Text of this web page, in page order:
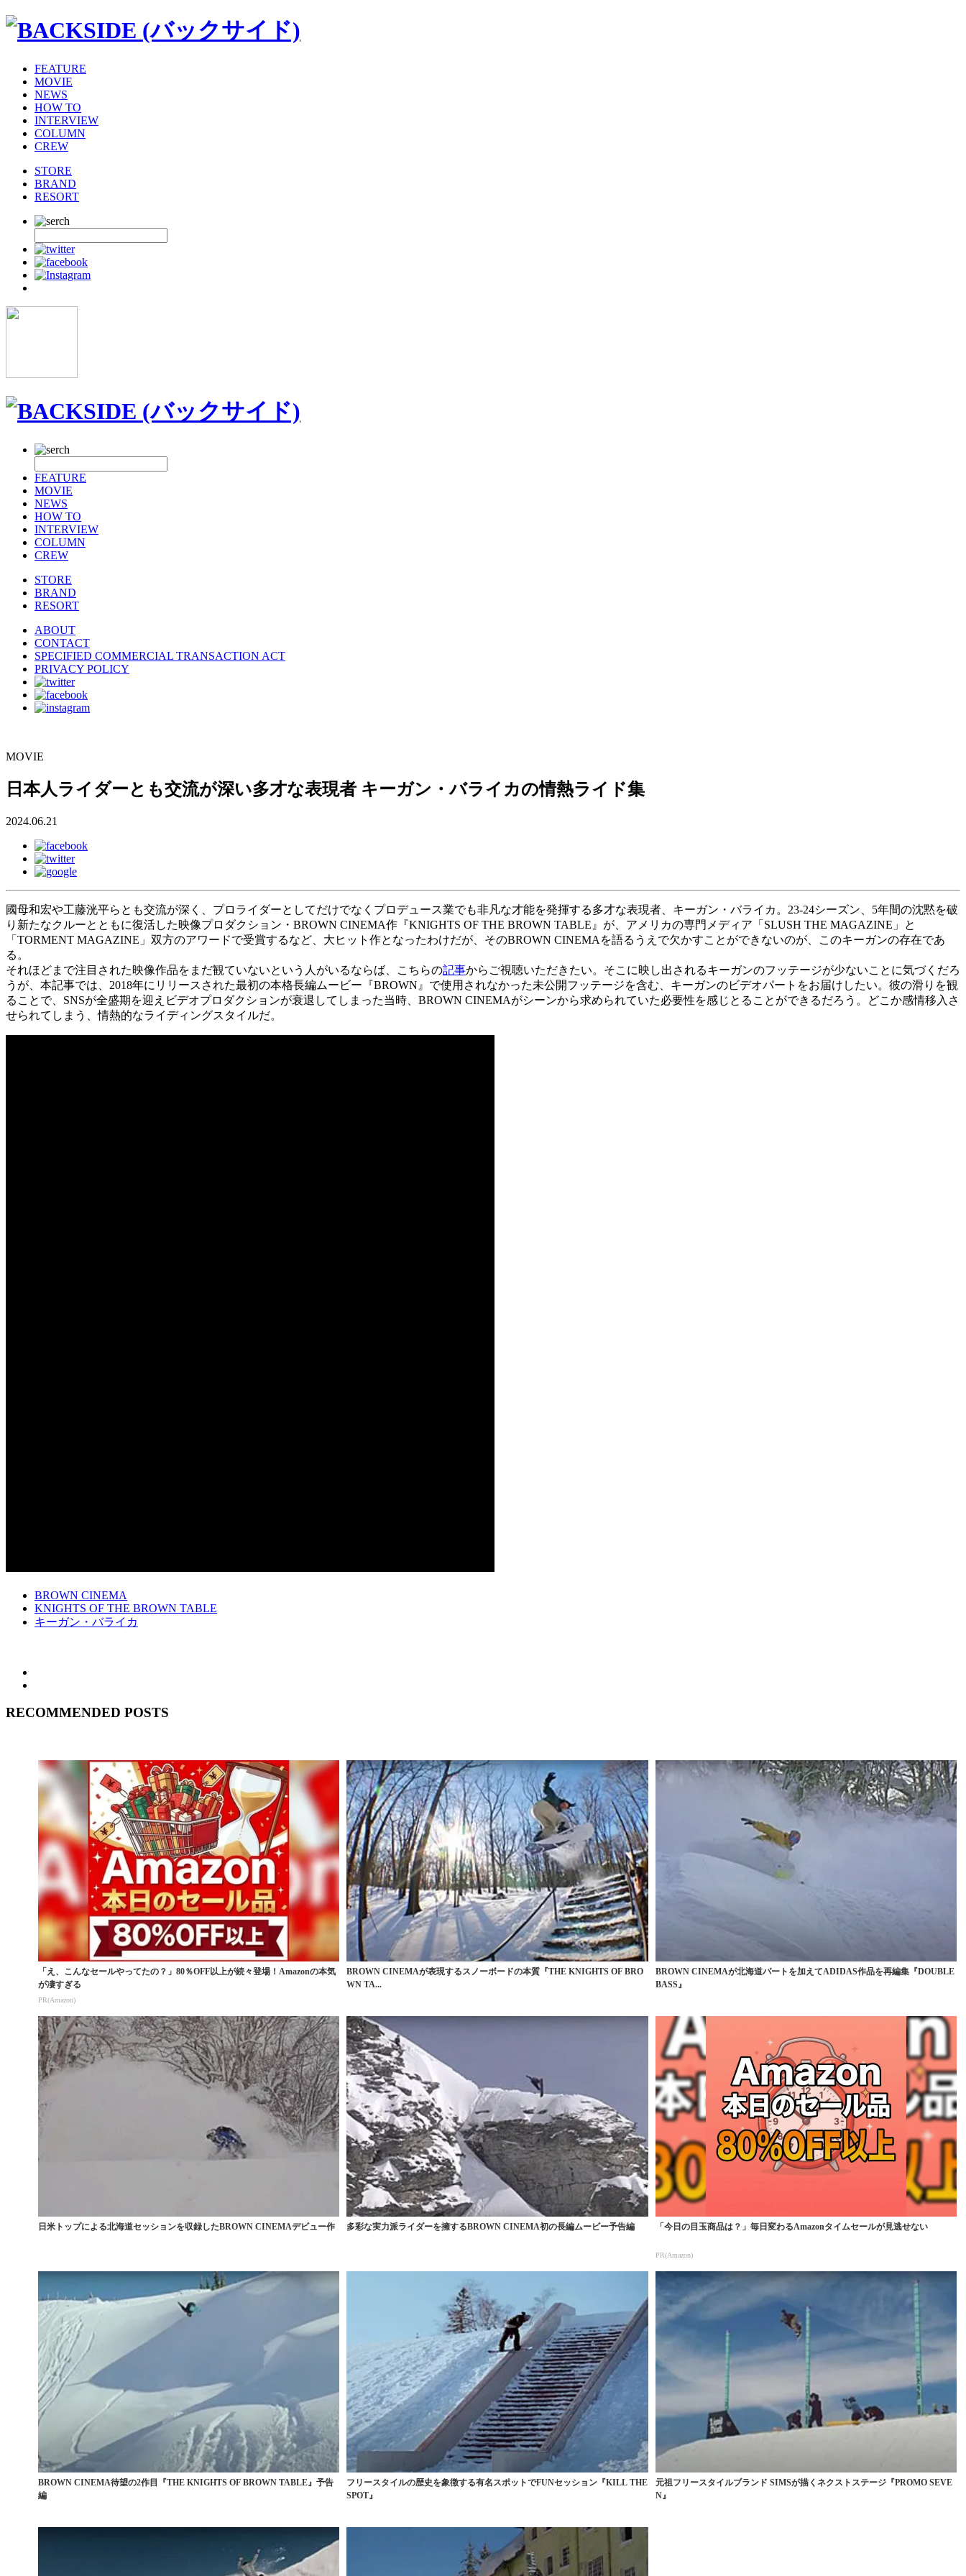
FEATURE
MOVIE
NEWS
HOW TO
INTERVIEW
COLUMN
CREW
STORE
BRAND
RESORT
FEATURE
MOVIE
NEWS
HOW TO
INTERVIEW
COLUMN
CREW
STORE
BRAND
RESORT
ABOUT
CONTACT
SPECIFIED COMMERCIAL TRANSACTION ACT
PRIVACY POLICY
MOVIE
日本人ライダーとも交流が深い多才な表現者 キーガン・バライカの情熱ライド集
2024.06.21
國母和宏や工藤洸平らとも交流が深く、プロライダーとしてだけでなくプロデュース業でも非凡な才能を発揮する多才な表現者、キーガン・バライカ。23-24シーズン、5年間の沈黙を破
り新たなクルーとともに復活した映像プロダクション・BROWN CINEMA作『KNIGHTS OF THE BROWN TABLE』が、アメリカの専門メディア「SLUSH THE MAGAZINE」と
「TORMENT MAGAZINE」双方のアワードで受賞するなど、大ヒット作となったわけだが、そのBROWN CINEMAを語るうえで欠かすことができないのが、このキーガンの存在であ
る。
それほどまで注目された映像作品をまだ観ていないという人がいるならば、こちらの記事からご視聴いただきたい。そこに映し出されるキーガンのフッテージが少ないことに気づくだろ
うが、本記事では、2018年にリリースされた最初の本格長編ムービー『BROWN』で使用されなかった未公開フッテージを含む、キーガンのビデオパートをお届けしたい。彼の滑りを観
ることで、SNSが全盛期を迎えビデオプロダクションが衰退してしまった当時、BROWN CINEMAがシーンから求められていた必要性を感じとることができるだろう。どこか感情移入さ
せられてしまう、情熱的なライディングスタイルだ。
BROWN CINEMA
KNIGHTS OF THE BROWN TABLE
キーガン・バライカ
RECOMMENDED POSTS
「え、こんなセールやってたの？」80％OFF以上が続々登場！Amazonの本気
が凄すぎる
PR(Amazon)
BROWN CINEMAが表現するスノーボードの本質『THE KNIGHTS OF BRO
WN TA...
BROWN CINEMAが北海道パートを加えてADIDAS作品を再編集『DOUBLE
BASS』
日米トップによる北海道セッションを収録したBROWN CINEMAデビュー作 多彩な実力派ライダーを擁するBROWN CINEMA初の長編ムービー予告編 「今日の目玉商品は？」毎日変わるAmazonタイムセールが見逃せない
PR(Amazon)
BROWN CINEMA待望の2作目『THE KNIGHTS OF BROWN TABLE』予告
編
フリースタイルの歴史を象徴する有名スポットでFUNセッション『KILL THE
SPOT』
元祖フリースタイルブランド SIMSが描くネクストステージ『PROMO SEVE
N』